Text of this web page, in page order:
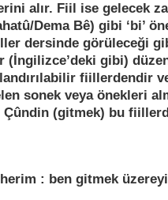
alır. Fiil ise gelecek
Dema Bê) gibi ‘bi’
dersinde görüleceği
(İngilizce’deki gibi)
fiillerdendir
sonek veya önekleri
Çûndin (gitmek) bu
: ben gitmek